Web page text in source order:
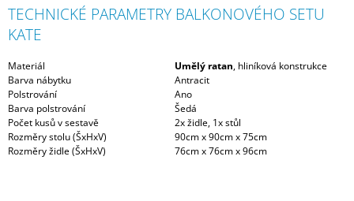
TECHNICKÉ PARAMETRY BALKONOVÉHO SETU
KATE
Materiál Umělý ratan, hliníková konstrukce
Barva nábytku
Antracit
Polstrování
Ano
Barva polstrování
Šedá
Počet kusů v sestavě
2x židle, 1x stůl
Rozměry stolu (ŠxHxV)
90cm x 90cm x 75cm
Rozměry židle (ŠxHxV)
76cm x 76cm x 96cm